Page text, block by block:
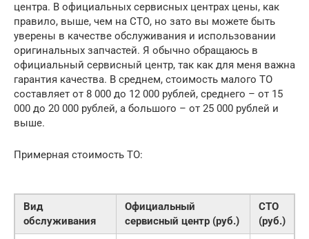
центра. В официальных сервисных центрах цены, как
правило, выше, чем на СТО, но зато вы можете быть
уверены в качестве обслуживания и использовании
оригинальных запчастей. Я обычно обращаюсь в
официальный сервисный центр, так как для меня важна
гарантия качества. В среднем, стоимость малого ТО
составляет от 8 000 до 12 000 рублей, среднего – от 15
000 до 20 000 рублей, а большого – от 25 000 рублей и
выше.
Примерная стоимость ТО:
Вид
обслуживания
Официальный
сервисный центр (руб.)
СТО
(руб.)